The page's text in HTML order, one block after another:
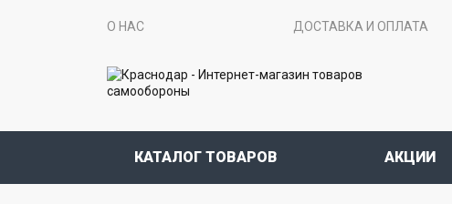
О НАС ДОСТАВКА И ОПЛАТА
КАТАЛОГ ТОВАРОВ АКЦИИ